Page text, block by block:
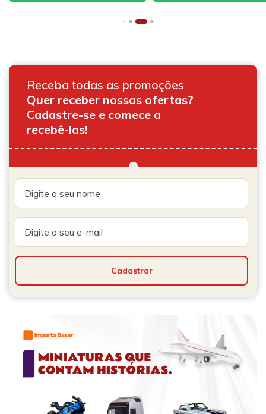
Receba todas as promoções
Quer receber nossas ofertas?
Cadastre-se e comece a
recebê-las!